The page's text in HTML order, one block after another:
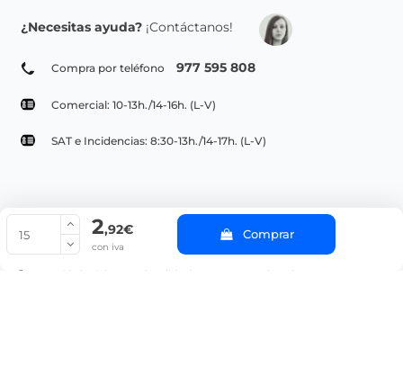
2,92€
con iva
Comprar
La cantidad mínima en el pedido de compra para el producto es 15.
¿Necesitas ayuda? ¡Contáctanos!
Compra por teléfono 977 595 808
Comercial: 10-13h./14-16h. (L-V)
SAT e Incidencias: 8:30-13h./14-17h. (L-V)
© Copyright 2022 PepeBar.com |
Aviso legal y
Condiciones generales de compra |
Blog